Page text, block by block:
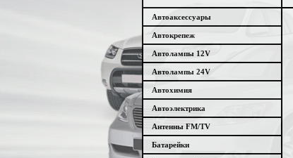
Автоаксессуары
Автокрепеж
Автолампы 12V
Автолампы 24V
Автохимия
Автоэлектрика
Антенны FM/TV
Батарейки